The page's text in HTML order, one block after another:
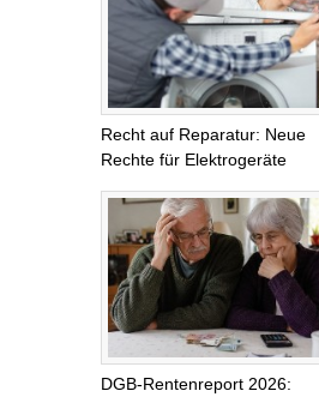
Recht auf Reparatur: Neue
Rechte für Elektrogeräte
DGB-Rentenreport 2026: